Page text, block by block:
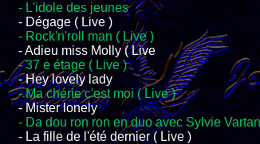
- L'idole des jeunes
- Dégage ( Live )
- Rock'n'roll man ( Live )
- Adieu miss Molly ( Live
- 37 e étage ( Live )
- Hey lovely lady
- Ma chérie c'est moi ( Live )
- Mister lonely
- Da dou ron ron en duo avec Sylvie
- La fille de l'été dernier ( Live )